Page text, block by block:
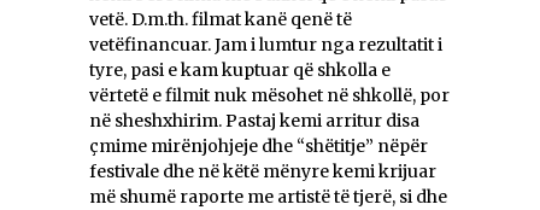
vetë. D.m.th. filmat kanë qenë të
vetëfinancuar. Jam i lumtur nga rezultatit i
tyre, pasi e kam kuptuar që shkolla e
vërtetë e filmit nuk mësohet në shkollë, por
në sheshxhirim. Pastaj kemi arritur disa
çmime mirënjohjeje dhe “shëtitje” nëpër
festivale dhe në këtë mënyre kemi krijuar
më shumë raporte me artistë të tjerë, si dhe